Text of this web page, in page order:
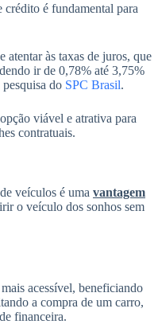
crédito é fundamental para
atentar às taxas de juros, que
ir de 0,78% até 3,75%
do SPC Brasil.
viável e atrativa para
contratuais.
veículos é uma vantagem
o veículo dos sonhos sem
acessível, beneficiando
a compra de um carro,
financeira.